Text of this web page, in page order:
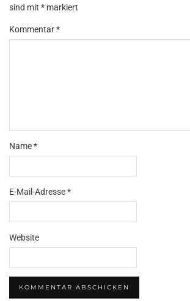
sind mit * markiert
Kommentar*
Name*
E-Mail-Adresse*
Website